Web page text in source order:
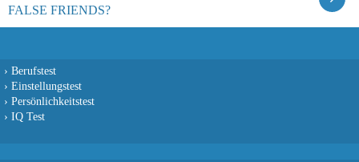
FALSE FRIENDS?
› Berufstest
› Einstellungstest
› Persönlichkeitstest
› IQ Test